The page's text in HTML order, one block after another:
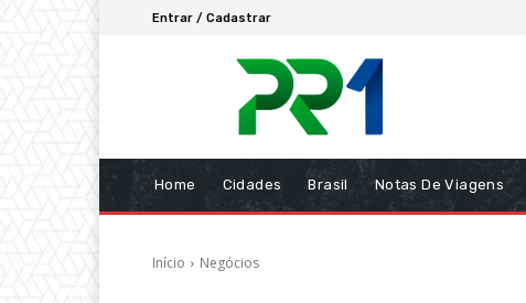
Entrar / Cadastrar
Home Cidades Brasil Notas De Viagens
Início Negócios